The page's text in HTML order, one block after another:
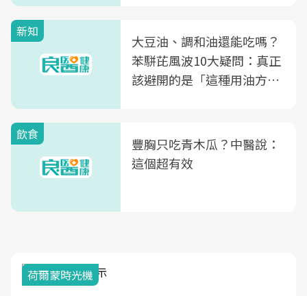
新知
大豆油、調和油還能吃嗎？
苯駢芘風波10大疑問：真正
該避開的是「這種用油方
飲食
豐胸只吃青木瓜？中醫說：
這個超有效
荷爾蒙時光機